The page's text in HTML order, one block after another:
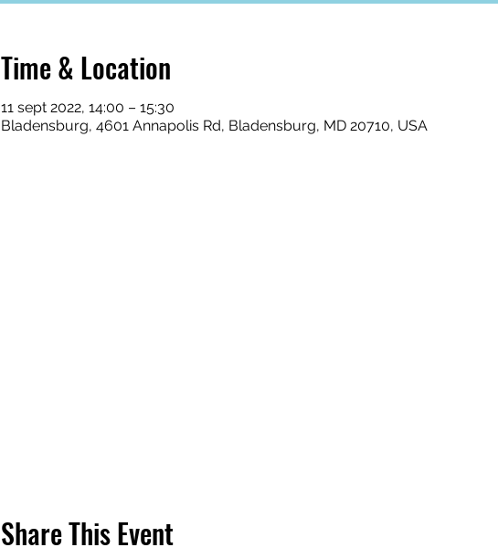
Time & Location
11 sept 2022, 14:00 – 15:30
Bladensburg, 4601 Annapolis Rd, Bladensburg, MD 20710, USA
Share This Event